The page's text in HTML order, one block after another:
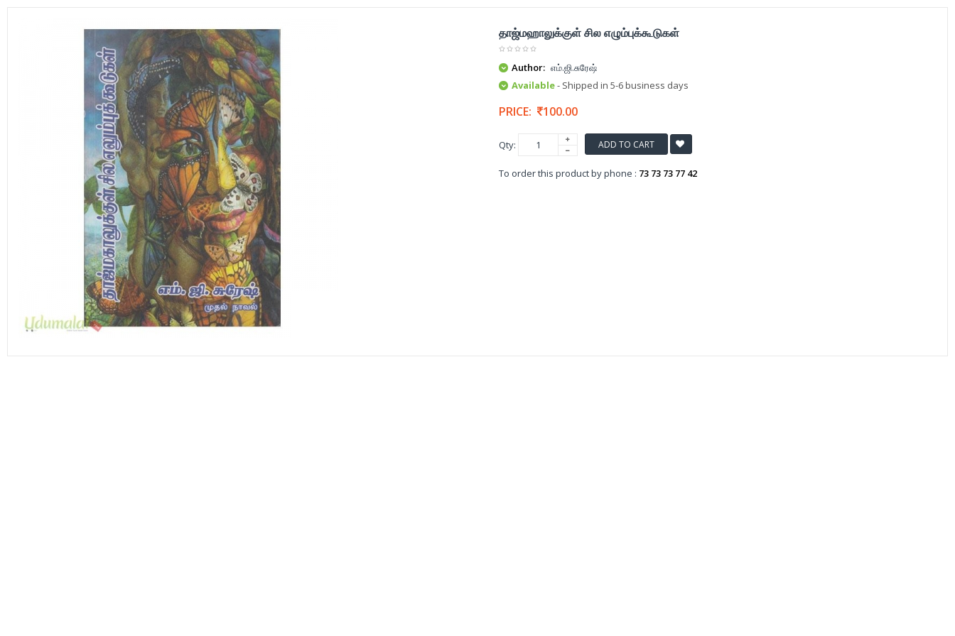
தாஜ்மஹாலுக்குள் சில எழும்புக்கூடுகள்
Author: எம்.ஜி.சுரேஷ்
Available- Shipped in 5-6 business days
PRICE: 100.00
Qty: ADD TO CART
To order this product by phone : 73 73 73 77 42